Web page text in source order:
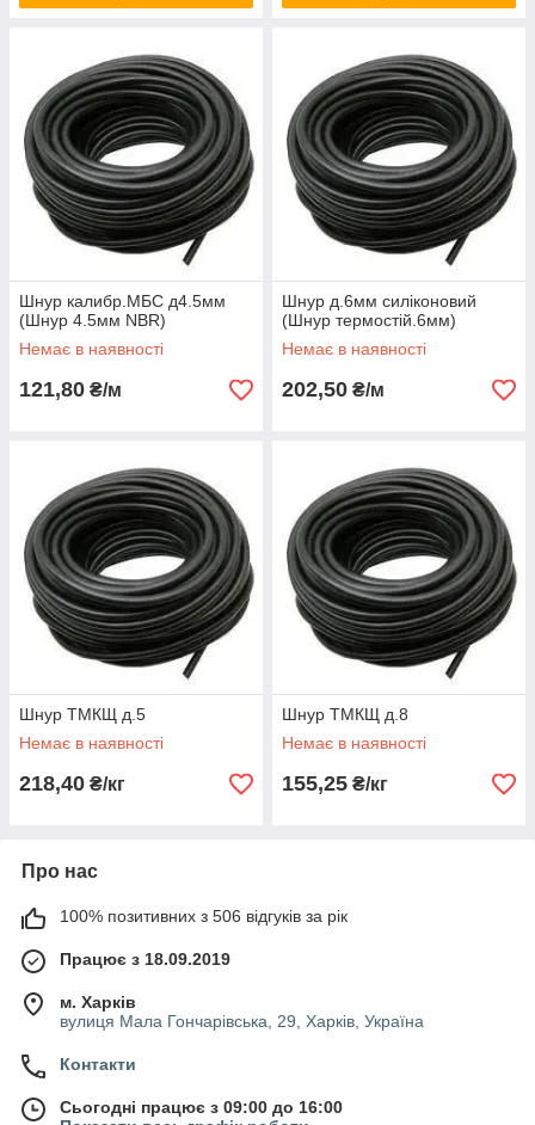
Шнур калибр.МБС д4.5мм
(Шнур 4.5мм NBR)
Немає в наявності
121,80 ₴/м
Шнур д.6мм силіконовий
(Шнур термостiй.6мм)
Немає в наявності
202,50 ₴/м
Шнур ТМКЩ д.5
Немає в наявності
218,40 ₴/кг
Шнур ТМКЩ д.8
Немає в наявності
155,25 ₴/кг
Про нас
100% позитивних з 506 відгуків за рік
Працює з 18.09.2019
м. Харків
вулиця Мала Гончарівська, 29, Харків, Україна
Контакти
Сьогодні працює з 09:00 до 16:00